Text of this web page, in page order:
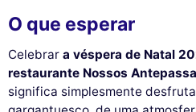
O que esperar
Celebrar a véspera de Natal
restaurante Nossos
significa simplesmente